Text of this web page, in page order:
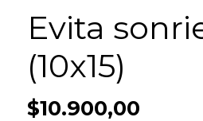
Evita
(10x15)
$10.900,00